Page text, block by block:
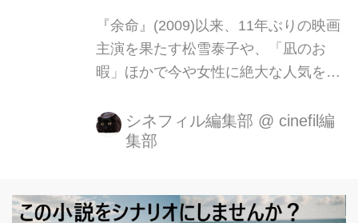
て公開...
『余命』(2009)以来、11年ぶりの映画
主演を果たす松雪泰子や、「凪のお
暇」ほかで今や女性に絶大な人気を誇
ク ガールミーツボーイ』ほかで唯一無
二の存在感を放つ若手個性派俳優の清
生を上手く渡り歩き切れていない女性
シネフィル編集部 @ cinefil編
集部